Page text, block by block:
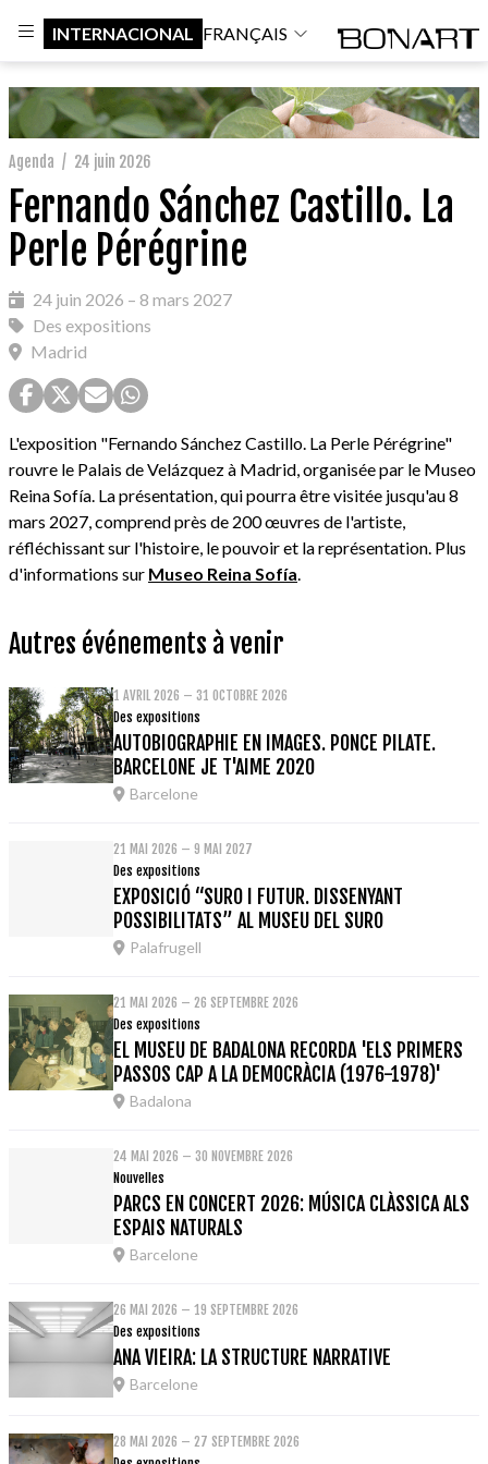
INTERNACIONAL FRANÇAIS
Agenda / 24 juin 2026
Fernando Sánchez Castillo. La
Perle Pérégrine
24 juin 2026 – 8 mars 2027
Des expositions
Madrid
L'exposition "Fernando Sánchez Castillo. La Perle Pérégrine"
rouvre le Palais de Velázquez à Madrid, organisée par le Museo
Reina Sofía. La présentation, qui pourra être visitée jusqu'au 8
mars 2027, comprend près de 200 œuvres de l'artiste,
réfléchissant sur l'histoire, le pouvoir et la représentation. Plus
d'informations sur Museo Reina Sofía
Autres événements à venir
1 AVRIL 2026 – 31 OCTOBRE 2026
Des expositions
AUTOBIOGRAPHIE EN IMAGES. PONCE PILATE.
BARCELONE JE T'AIME 2020
Barcelone
21 MAI 2026 – 9 MAI 2027
Des expositions
EXPOSICIÓ “SURO I FUTUR. DISSENYANT
POSSIBILITATS” AL MUSEU DEL SURO
Palafrugell
21 MAI 2026 – 26 SEPTEMBRE 2026
Des expositions
EL MUSEU DE BADALONA RECORDA 'ELS PRIMERS
PASSOS CAP A LA DEMOCRÀCIA (1976-1978)'
Badalona
24 MAI 2026 – 30 NOVEMBRE 2026
Nouvelles
PARCS EN CONCERT 2026: MÚSICA CLÀSSICA ALS
ESPAIS NATURALS
Barcelone
26 MAI 2026 – 19 SEPTEMBRE 2026
Des expositions
ANA VIEIRA: LA STRUCTURE NARRATIVE
Barcelone
28 MAI 2026 – 27 SEPTEMBRE 2026